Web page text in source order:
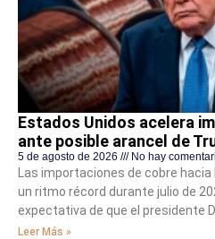
Estados Unidos acelera
ante posible arancel de
5 de agosto de 2026 No hay
Las importaciones de cobre
un ritmo récord durante julio de
expectativa de que el presidente
Leer Más »